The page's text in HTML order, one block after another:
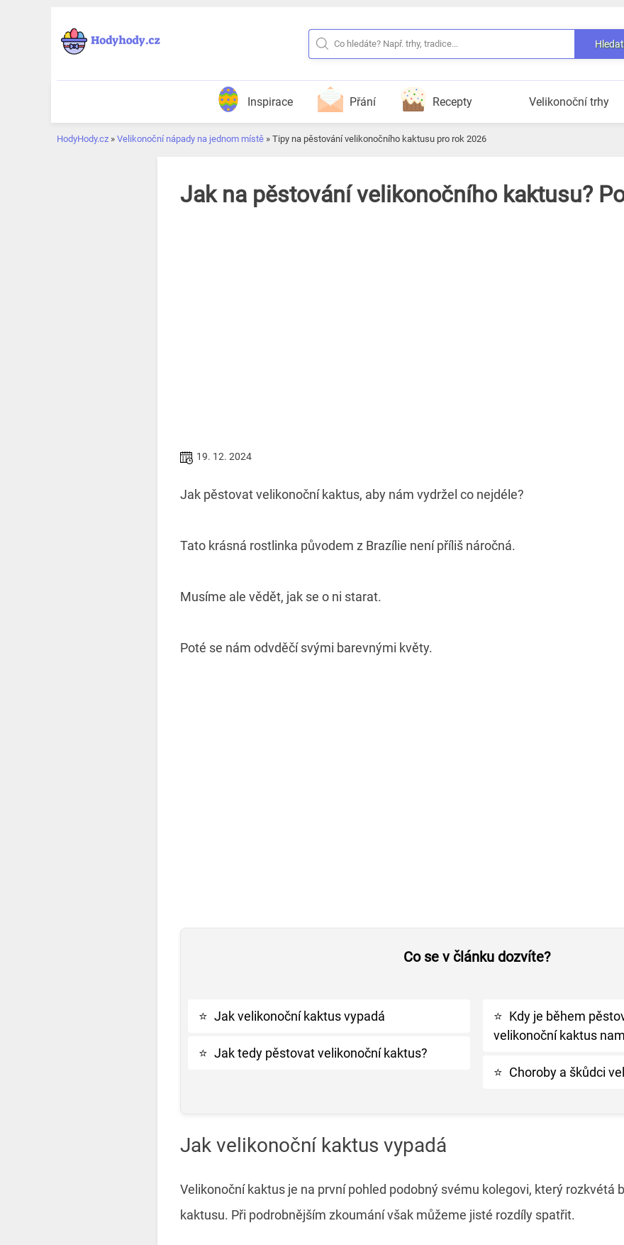
Hledat
Inspirace Přání Recepty Velikonoční trhy
HodyHody.cz » Velikonoční nápady na jednom místě » Tipy na pěstování velikonočního kaktusu pro rok 2026
Jak na pěstování velikonočního kaktusu?
19. 12. 2024
Jak pěstovat velikonoční kaktus, aby nám vydržel co nejdéle?
Tato krásná rostlinka původem z Brazílie není příliš náročná.
Musíme ale vědět, jak se o ni starat.
Poté se nám odvděčí svými barevnými květy.
Co se v článku dozvíte?
⭐ Jak velikonoční kaktus vypadá
⭐ Jak tedy pěstovat velikonoční kaktus?
⭐ Kdy je během
velikonoční kaktus
⭐ Choroby a škůdci
Jak velikonoční kaktus vypadá
Velikonoční kaktus je na první pohled podobný svému kolegovi, který rozkvétá
kaktusu. Při podrobnějším zkoumání však můžeme jisté rozdíly spatřit.